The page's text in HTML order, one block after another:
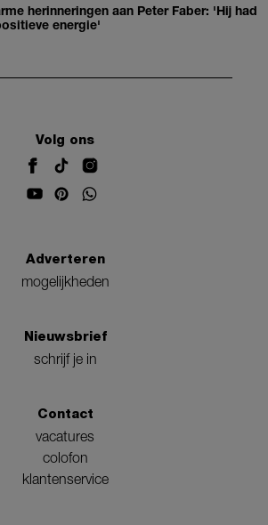
herinneringen aan Peter Faber: 'Hij had
energie'
Volg ons
Adverteren
mogelijkheden
Nieuwsbrief
schrijf je in
Contact
vacatures
colofon
klantenservice